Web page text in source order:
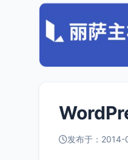
发布于：